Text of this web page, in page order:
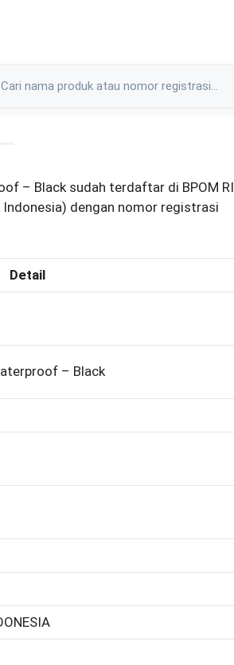
– Black sudah terdaftar di BPOM RI
Indonesia) dengan nomor registrasi
Detail
– Black